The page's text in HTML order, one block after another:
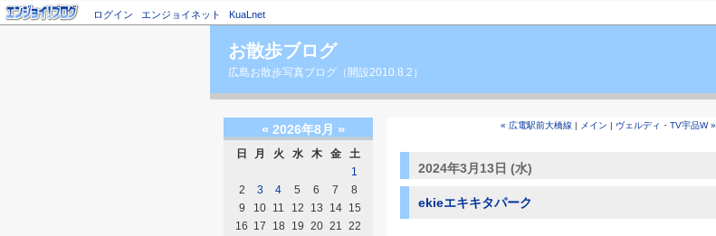
ログイン エンジョイネット KuaLnet
お散歩ブログ
広島お散歩写真ブログ（開設2010.8.2）
« 2026年8月 »
日 月 火 水 木 金
土
1
2
3 4 5 6 7
8
9
10 11 12 13 14
15
16 17 18 19 20 21 22
« 広電駅前大橋線 | メイン | ヴェルディ・TV宇品W »
2024年3月13日 (水)
ekieエキキタパーク